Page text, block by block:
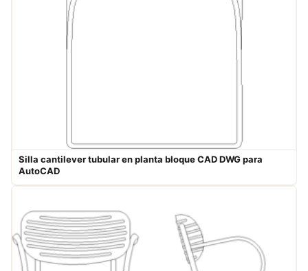
Silla cantilever tubular en planta bloque CAD DWG para
AutoCAD